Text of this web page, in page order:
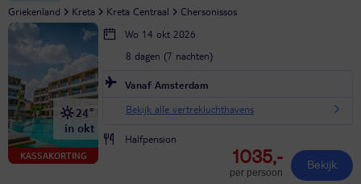
Griekenland Kreta Kreta Centraal Chersonissos
KASSAKORTING
24°
in okt
Wo 14 okt 2026
8 dagen (7 nachten)
Vanaf Amsterdam
Bekijk alle vertrekluchthavens
Halfpension
1035,-
per persoon
Bekijk